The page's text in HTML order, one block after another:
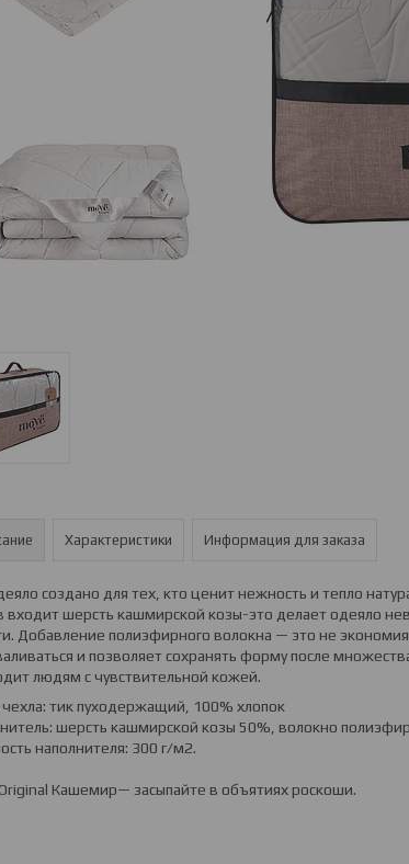
Характеристики Информация для заказа
создано для тех, кто ценит нежность и тепло
входит шерсть кашмирской козы-это делает одеяло
Добавление полиэфирного волокна — это не
и позволяет сохранять форму после
людям с чувствительной кожей.
чехла: тик пуходержащий, 100% хлопок
шерсть кашмирской козы 50%, волокно
наполнителя: 300 г/м2.
Кашемир— засыпайте в объятиях роскоши.